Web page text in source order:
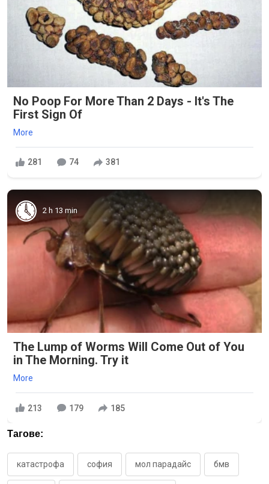
No Poop For More Than 2 Days - It's The
First Sign Of
More
281 74 381
2 h 13 min
The Lump of Worms Will Come Out of You
in The Morning. Try it
More
213 179 185
Тагове:
катастрофа софия мол парадайс бмв